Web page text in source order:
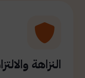
النزاهة